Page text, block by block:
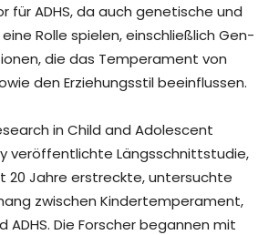
für ADHS, da auch genetische und
Rolle spielen, einschließlich Gen-
die das Temperament von
den Erziehungsstil beeinflussen.
in Child and Adolescent
veröffentlichte Längsschnittstudie,
20 Jahre erstreckte, untersuchte
zwischen Kindertemperament,
ADHS. Die Forscher begannen mit